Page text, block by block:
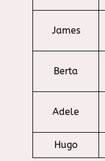
James
Berta
Adele
Hugo